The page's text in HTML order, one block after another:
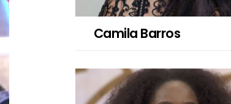
Camila Barros